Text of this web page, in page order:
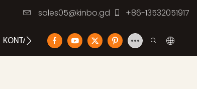
sales05@kinbo.gd +86-13532051917
KONTAKTIEREN SIE UNS